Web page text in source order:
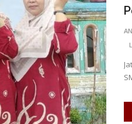
Kalimantan Barat
8Laporkan